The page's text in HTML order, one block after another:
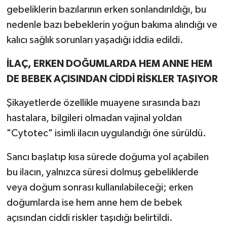
gebeliklerin bazılarının erken sonlandırıldığı, bu
nedenle bazı bebeklerin yoğun bakıma alındığı ve
kalıcı sağlık sorunları yaşadığı iddia edildi.
İLAÇ, ERKEN DOĞUMLARDA HEM ANNE HEM
DE BEBEK AÇISINDAN CİDDİ RİSKLER TAŞIYOR
Şikayetlerde özellikle muayene sırasında bazı
hastalara, bilgileri olmadan vajinal yoldan
"Cytotec" isimli ilacın uygulandığı öne sürüldü.
Sancı başlatıp kısa sürede doğuma yol açabilen
bu ilacın, yalnızca süresi dolmuş gebeliklerde
veya doğum sonrası kullanılabileceği; erken
doğumlarda ise hem anne hem de bebek
açısından ciddi riskler taşıdığı belirtildi.